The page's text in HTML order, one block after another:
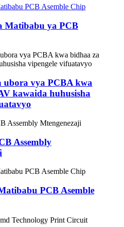
Matibabu ya PCB
ubora vya PCBA kwa
kawaida huhusisha
Assembly
PCB Asemble